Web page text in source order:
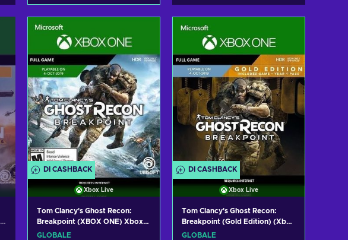
Visualizza offerte
DI CASHBACK
Xbox Live
Tom Clancy's Ghost Recon:
Breakpoint (XBOX ONE) Xbox
Live Key GLOBAL
GLOBALE
DI CASHBACK
Xbox Live
Tom Clancy's Ghost Recon:
Breakpoint (Gold Edition) (Xbox
One) Xbox Live Key GLOBAL
GLOBALE